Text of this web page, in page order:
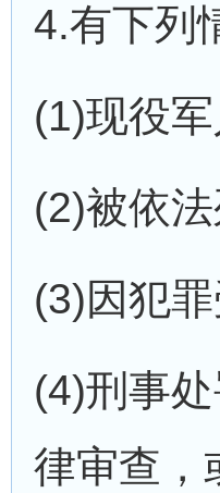
4.有下列
(1)现役
(2)被依
(3)因犯
(4)刑事
律审查，